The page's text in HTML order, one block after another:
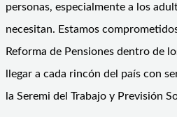
personas, especialmente a los
necesitan. Estamos
Reforma de Pensiones dentro de
llegar a cada rincón del país con
la Seremi del Trabajo y Previsión